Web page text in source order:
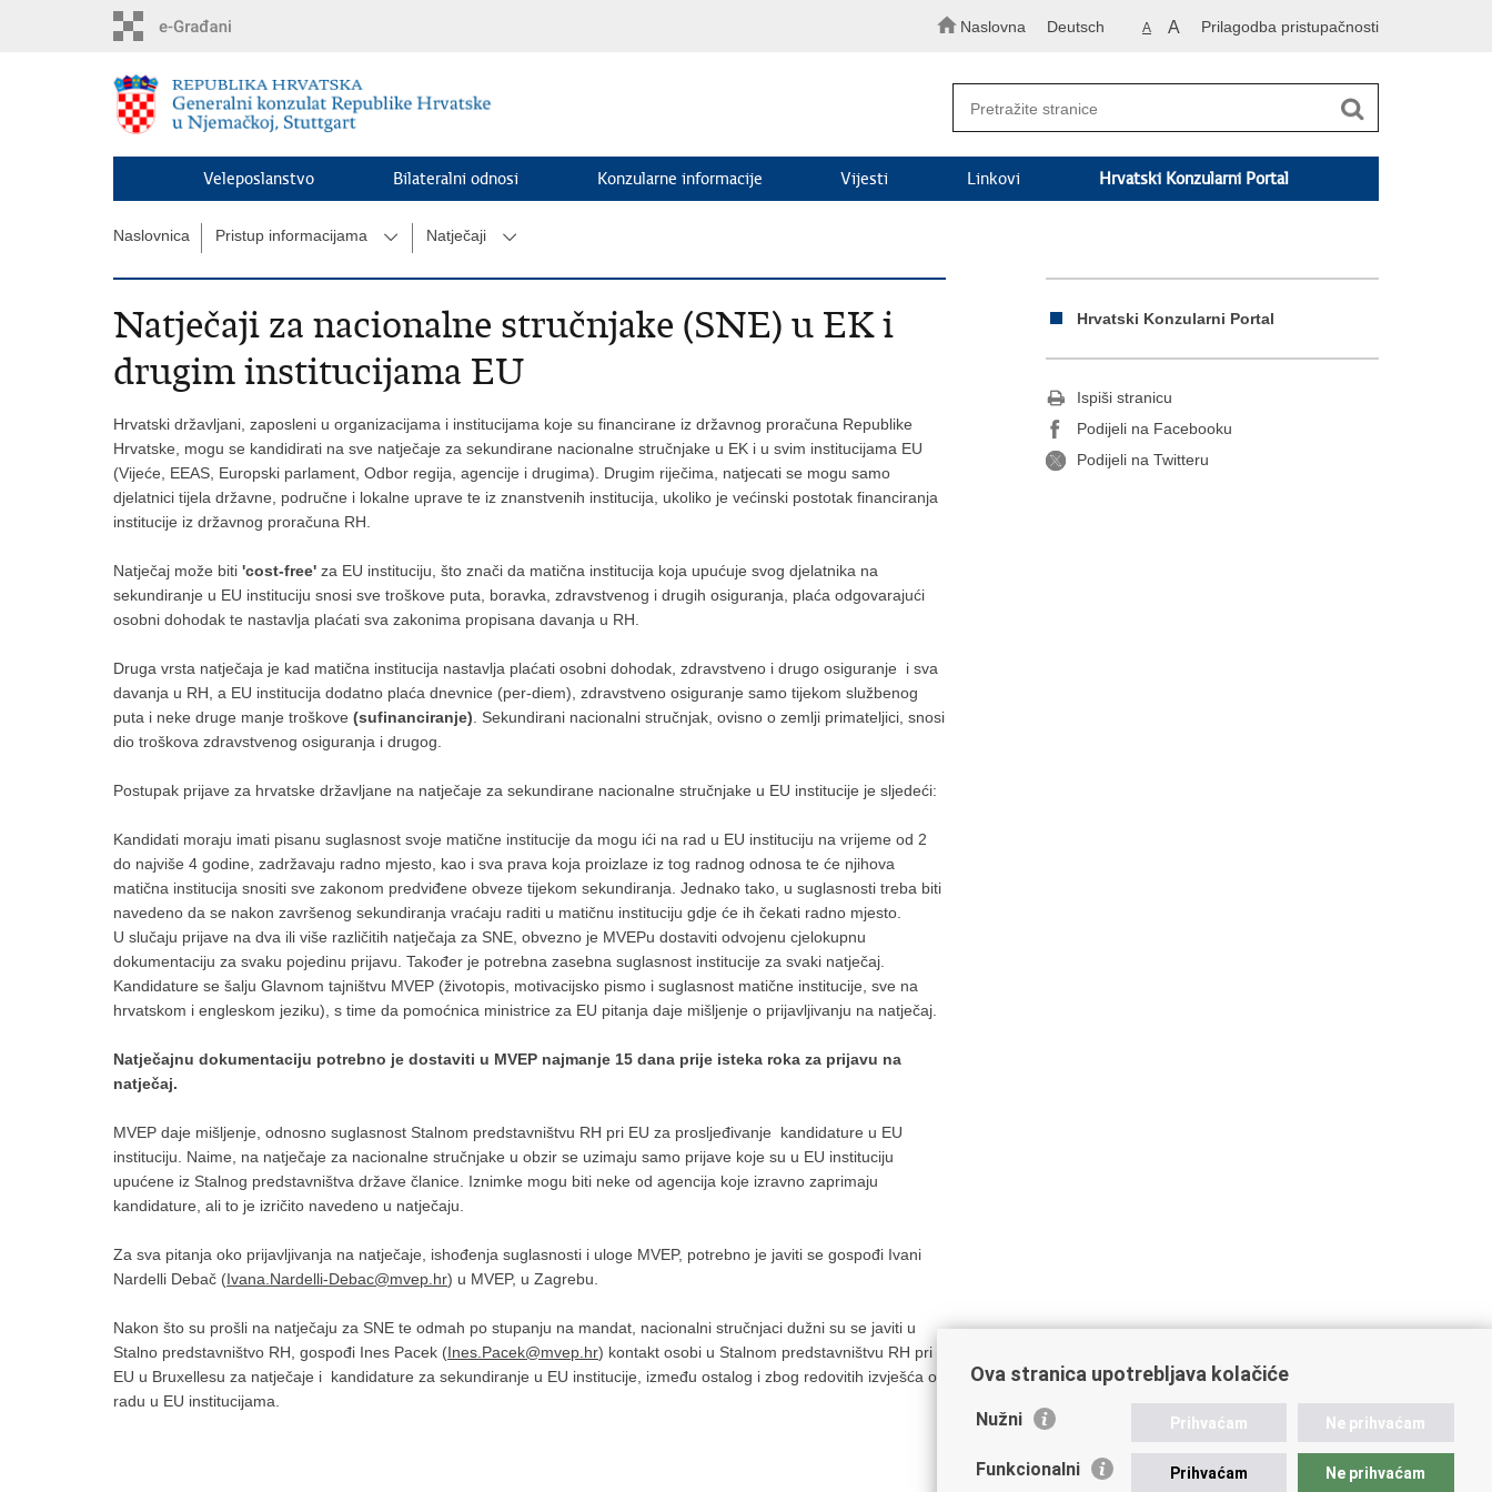
Naslovna Deutsch A A Prilagodba pristupačnosti
Veleposlanstvo Bilateralni odnosi Konzularne informacije Vijesti Linkovi Hrvatski Konzularni Portal
Naslovnica Pristup informacijama Natječaji
Natječaji za nacionalne stručnjake (SNE) u EK i
drugim institucijama EU
Hrvatski državljani, zaposleni u organizacijama i institucijama koje su financirane iz državnog proračuna Republike
Hrvatske, mogu se kandidirati na sve natječaje za sekundirane nacionalne stručnjake u EK i u svim institucijama EU
(Vijeće, EEAS, Europski parlament, Odbor regija, agencije i drugima). Drugim riječima, natjecati se mogu samo
djelatnici tijela državne, područne i lokalne uprave te iz znanstvenih institucija, ukoliko je većinski postotak financiranja
institucije iz državnog proračuna RH.
Natječaj može biti 'cost-free' za EU instituciju, što znači da matična institucija koja upućuje svog djelatnika na
sekundiranje u EU instituciju snosi sve troškove puta, boravka, zdravstvenog i drugih osiguranja, plaća odgovarajući
osobni dohodak te nastavlja plaćati sva zakonima propisana davanja u RH.
Druga vrsta natječaja je kad matična institucija nastavlja plaćati osobni dohodak, zdravstveno i drugo osiguranje i sva
davanja u RH, a EU institucija dodatno plaća dnevnice (per-diem), zdravstveno osiguranje samo tijekom službenog
puta i neke druge manje troškove (sufinanciranje) . Sekundirani nacionalni stručnjak, ovisno o zemlji primateljici, snosi
dio troškova zdravstvenog osiguranja i drugog.
Postupak prijave za hrvatske državljane na natječaje za sekundirane nacionalne stručnjake u EU institucije je sljedeći:
Kandidati moraju imati pisanu suglasnost svoje matične institucije da mogu ići na rad u EU instituciju na vrijeme od 2
do najviše 4 godine, zadržavaju radno mjesto, kao i sva prava koja proizlaze iz tog radnog odnosa te će njihova
matična institucija snositi sve zakonom predviđene obveze tijekom sekundiranja. Jednako tako, u suglasnosti treba biti
navedeno da se nakon završenog sekundiranja vraćaju raditi u matičnu instituciju gdje će ih čekati radno mjesto.
U slučaju prijave na dva ili više različitih natječaja za SNE, obvezno je MVEPu dostaviti odvojenu cjelokupnu
dokumentaciju za svaku pojedinu prijavu. Također je potrebna zasebna suglasnost institucije za svaki natječaj.
Kandidature se šalju Glavnom tajništvu MVEP (životopis, motivacijsko pismo i suglasnost matične institucije, sve na
hrvatskom i engleskom jeziku), s time da pomoćnica ministrice za EU pitanja daje mišljenje o prijavljivanju na natječaj.
Natječajnu dokumentaciju potrebno je dostaviti u MVEP najmanje 15 dana prije isteka roka za prijavu na
natječaj.
MVEP daje mišljenje, odnosno suglasnost Stalnom predstavništvu RH pri EU za prosljeđivanje kandidature u EU
instituciju. Naime, na natječaje za nacionalne stručnjake u obzir se uzimaju samo prijave koje su u EU instituciju
upućene iz Stalnog predstavništva države članice. Iznimke mogu biti neke od agencija koje izravno zaprimaju
kandidature, ali to je izričito navedeno u natječaju.
Za sva pitanja oko prijavljivanja na natječaje, ishođenja suglasnosti i uloge MVEP, potrebno je javiti se gospođi Ivani
Nardelli Debač (Ivana.Nardelli-Debac@mvep.hr) u MVEP, u Zagrebu.
Nakon što su prošli na natječaju za SNE te odmah po stupanju na mandat, nacionalni stručnjaci dužni su se javiti u
Stalno predstavništvo RH, gospođi Ines Pacek (Ines.Pacek@mvep.hr) kontakt osobi u Stalnom predstavništvu RH pri
EU u Bruxellesu za natječaje i kandidature za sekundiranje u EU institucije, između ostalog i zbog redovitih izvješća o
radu u EU institucijama.
Hrvatski Konzularni Portal
Ispiši stranicu
Podijeli na Facebooku
Podijeli na Twitteru
Ova stranica upotrebljava kolačiće
Nužni Prihvaćam Ne prihvaćam
Funkcionalni Prihvaćam Ne prihvaćam